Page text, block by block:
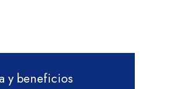
y beneficios